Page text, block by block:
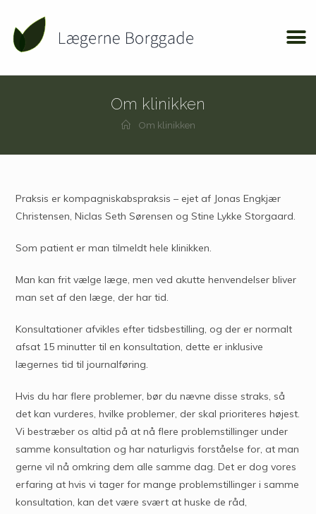
Om klinikken
Om klinikken
Praksis er kompagniskabspraksis – ejet af Jonas Engkjær
Christensen, Niclas Seth Sørensen og Stine Lykke Storgaard.
Som patient er man tilmeldt hele klinikken.
Man kan frit vælge læge, men ved akutte henvendelser bliver
man set af den læge, der har tid.
Konsultationer afvikles efter tidsbestilling, og der er normalt
afsat 15 minutter til en konsultation, dette er inklusive
lægernes tid til journalføring.
Hvis du har flere problemer, bør du nævne disse straks, så
det kan vurderes, hvilke problemer, der skal prioriteres højest.
Vi bestræber os altid på at nå flere problemstillinger under
samme konsultation og har naturligvis forståelse for, at man
gerne vil nå omkring dem alle samme dag. Det er dog vores
erfaring at hvis vi tager for mange problemstillinger i samme
konsultation, kan det være svært at huske de råd,